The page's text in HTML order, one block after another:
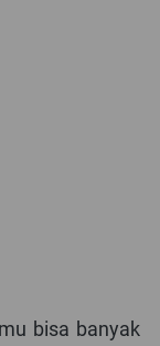
bisa banyak